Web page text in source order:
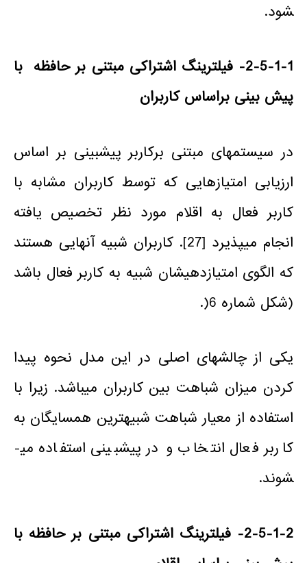
شود.
2-5-1-1- فیلترینگ اشتراکی مبتنی بر حافظه با
پیش بینی براساس کاربران
در سیستم­های مبتنی برکاربر پیش­بینی بر اساس
ارزیابی امتیازهایی که توسط کاربران مشابه با
کاربر فعال به اقلام مورد نظر تخصیص یافته
انجام می­پذیرد [27]. کاربران شبیه آنهایی هستند
که الگوی امتیازدهی­شان شبیه به کاربر فعال با­­شد
(شکل شماره­ 6(.
یکی از چالش­های اصلی در این مدل نحوه­ پیدا
کردن میزان شباهت بین کاربران می­باشد. زیرا با
استفاده از معیار شباهت شبیه­ترین همسایگان به
کاربر فعال انتخاب و در پیش­بینی استفاده می­
شوند.
2-5-1-2- فیلترینگ اشتراکی مبتنی بر حافظه با